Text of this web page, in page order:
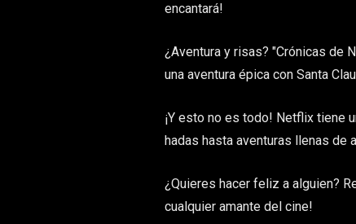
encantará!
¿Aventura y risas? "Crónicas de
una aventura épica con Santa
¡Y esto no es todo! Netflix tiene
hadas hasta aventuras llenas de
¿Quieres hacer feliz a alguien?
cualquier amante del cine!